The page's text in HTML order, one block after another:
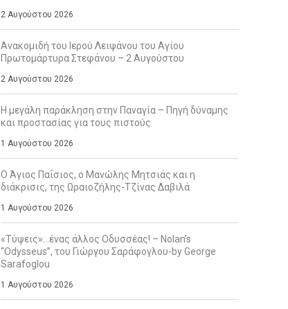
2 Αυγούστου 2026
Ανακομιδή του Ιερού Λειψάνου του Αγίου
Πρωτομάρτυρα Στεφάνου – 2 Αυγούστου
2 Αυγούστου 2026
Η μεγάλη παράκληση στην Παναγία – Πηγή δύναμης
και προστασίας για τους πιστούς
1 Αυγούστου 2026
Ο Άγιος Παΐσιος, ο Μανώλης Μητσιάς και η
διάκρισις, της Ωραιοζήλης-Τζίνας Δαβιλά
1 Αυγούστου 2026
«Τύψεις»…ένας άλλος Οδυσσέας! – Nolan’s
“Odysseus”, του Γιώργου Σαράφογλου-by George
Sarafoglou
1 Αυγούστου 2026